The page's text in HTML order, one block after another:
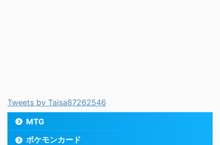
Tweets by Taisa87262546
MTG
ポケモンカード